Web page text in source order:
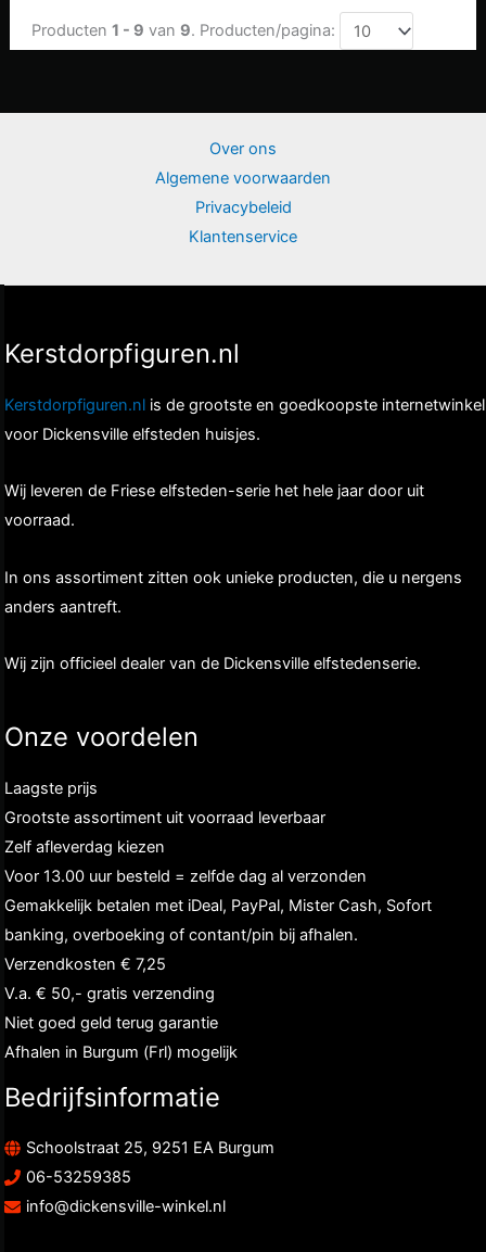
Producten 1 - 9 van 9. Producten/pagina:
Over ons
Algemene voorwaarden
Privacybeleid
Klantenservice
Kerstdorpfiguren.nl
Kerstdorpfiguren.nl is de grootste en goedkoopste internetwinkel
voor Dickensville elfsteden huisjes.
Wij leveren de Friese elfsteden-serie het hele jaar door uit
voorraad.
In ons assortiment zitten ook unieke producten, die u nergens
anders aantreft.
Wij zijn officieel dealer van de Dickensville elfstedenserie.
Onze voordelen
Laagste prijs
Grootste assortiment uit voorraad leverbaar
Zelf afleverdag kiezen
Voor 13.00 uur besteld = zelfde dag al verzonden
Gemakkelijk betalen met iDeal, PayPal, Mister Cash, Sofort
banking, overboeking of contant/pin bij afhalen.
Verzendkosten € 7,25
V.a. € 50,- gratis verzending
Niet goed geld terug garantie
Afhalen in Burgum (Frl) mogelijk
Bedrijfsinformatie
Schoolstraat 25, 9251 EA Burgum
06-53259385
info@dickensville-winkel.nl